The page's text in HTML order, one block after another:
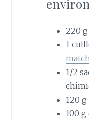
220
1
1/2
120
100